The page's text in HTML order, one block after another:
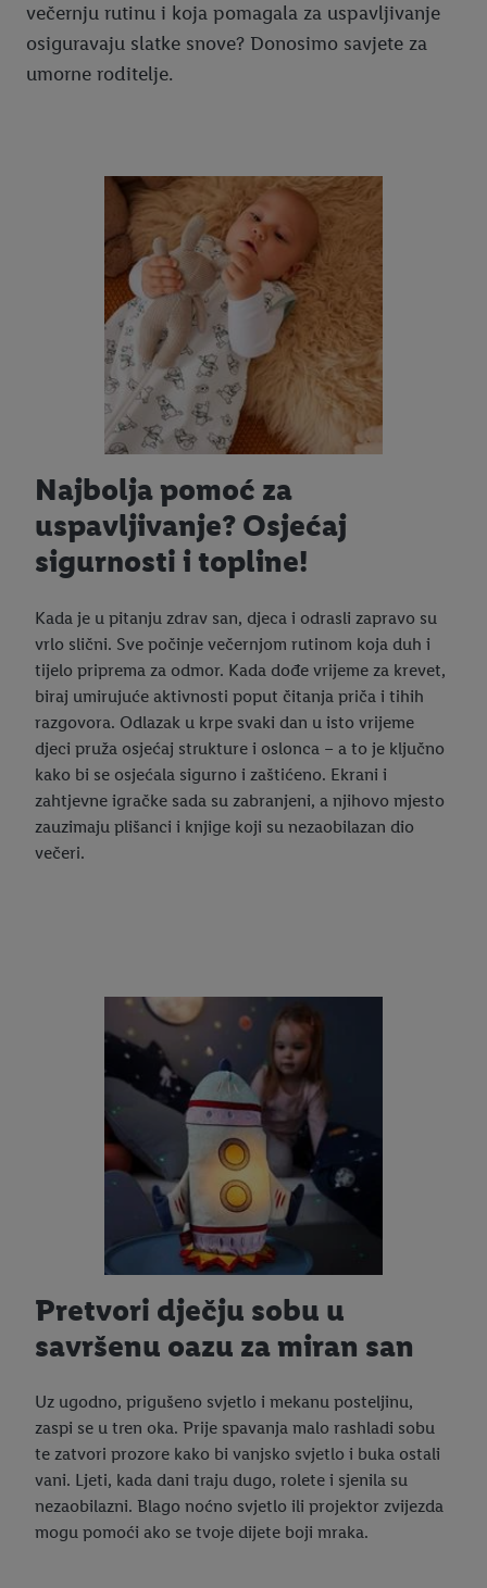
večernju rutinu i koja pomagala za uspavljivanje
osiguravaju slatke snove? Donosimo savjete za
umorne roditelje.
Najbolja pomoć za
uspavljivanje? Osjećaj
sigurnosti i topline!
Kada je u pitanju zdrav san, djeca i odrasli zapravo su
vrlo slični. Sve počinje večernjom rutinom koja duh i
tijelo priprema za odmor. Kada dođe vrijeme za krevet,
biraj umirujuće aktivnosti poput čitanja priča i tihih
razgovora. Odlazak u krpe svaki dan u isto vrijeme
djeci pruža osjećaj strukture i oslonca – a to je ključno
kako bi se osjećala sigurno i zaštićeno. Ekrani i
zahtjevne igračke sada su zabranjeni, a njihovo mjesto
zauzimaju plišanci i knjige koji su nezaobilazan dio
večeri.
Pretvori dječju sobu u
savršenu oazu za miran san
Uz ugodno, prigušeno svjetlo i mekanu posteljinu,
zaspi se u tren oka. Prije spavanja malo rashladi sobu
te zatvori prozore kako bi vanjsko svjetlo i buka ostali
vani. Ljeti, kada dani traju dugo, rolete i sjenila su
nezaobilazni. Blago noćno svjetlo ili projektor zvijezda
mogu pomoći ako se tvoje dijete boji mraka.